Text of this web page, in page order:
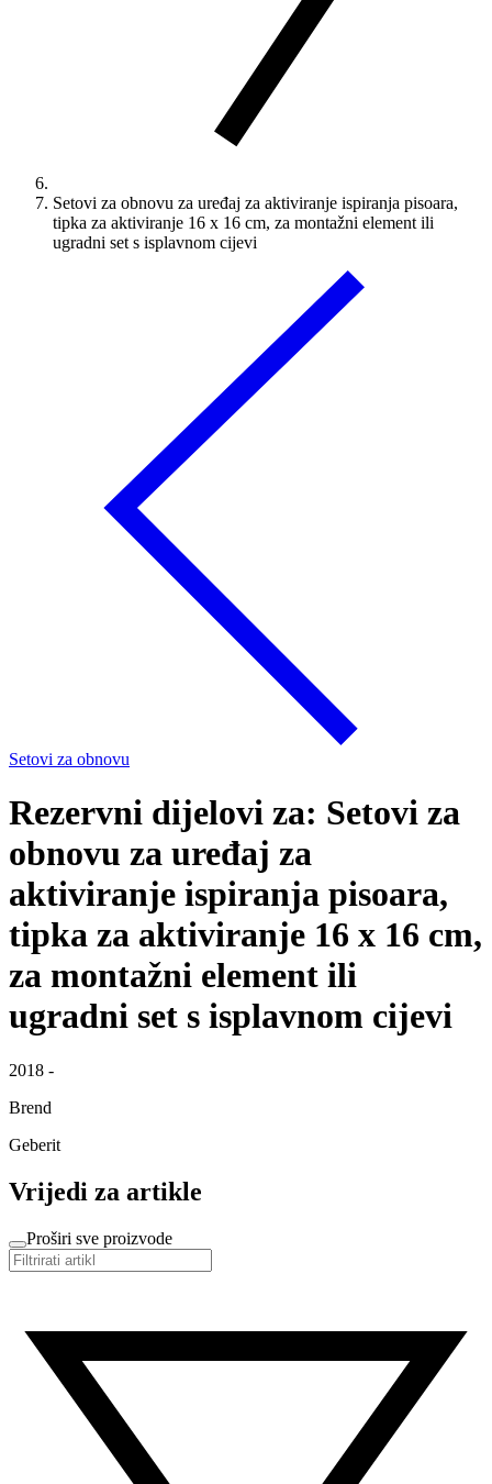
Setovi za obnovu za uređaj za aktiviranje ispiranja pisoara,
tipka za aktiviranje 16 x 16 cm, za montažni element ili
ugradni set s isplavnom cijevi
Setovi za obnovu
Rezervni dijelovi za: Setovi za
obnovu za uređaj za
aktiviranje ispiranja pisoara,
tipka za aktiviranje 16 x 16 cm,
za montažni element ili
ugradni set s isplavnom cijevi
2018 -
Brend
Geberit
Vrijedi za artikle
Proširi sve proizvode